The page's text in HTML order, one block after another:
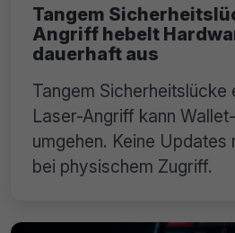
Tangem
Angriff hebelt
dauerhaft aus
Tangem Sicherheitslücke
Laser-Angriff kann
umgehen. Keine Updates
bei physischem Zugriff.